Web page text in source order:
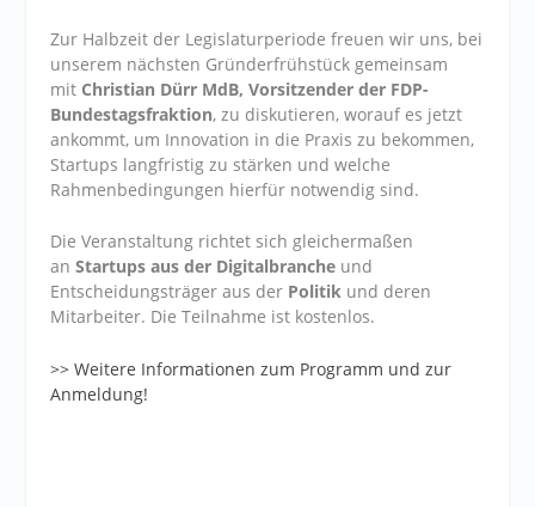
Zur Halbzeit der Legislaturperiode freuen wir uns, bei
unserem nächsten Gründerfrühstück gemeinsam
mit Christian Dürr MdB, Vorsitzender der FDP-
Bundestagsfraktion, zu diskutieren, worauf es jetzt
ankommt, um Innovation in die Praxis zu bekommen,
Startups langfristig zu stärken und welche
Rahmenbedingungen hierfür notwendig sind.
Die Veranstaltung richtet sich gleichermaßen
anStartups aus der Digitalbranche und
Entscheidungsträger aus der Politik und deren
Mitarbeiter. Die Teilnahme ist kostenlos.
>> Weitere Informationen zum Programm und zur
Anmeldung!